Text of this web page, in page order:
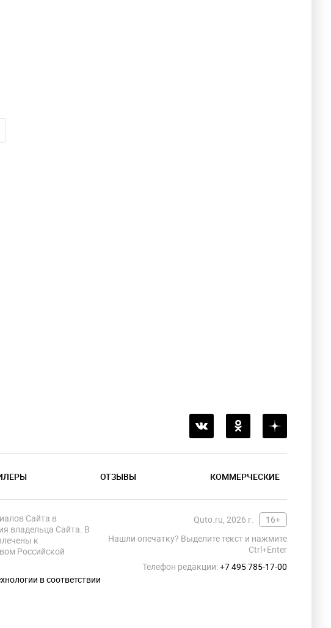
ОТЗЫВЫ КОММЕРЧЕСКИЕ
Quto.ru, 2026 г.
16+
Нашли опечатку? Выделите текст и нажмите
Ctrl+Enter
Телефон редакции:+7 495 785-17-00
Сайта в
владельца Сайта. В
к
Российской
в соответствии